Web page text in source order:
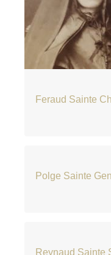
Feraud Sainte
Polge Sainte
Reynaud Sainte